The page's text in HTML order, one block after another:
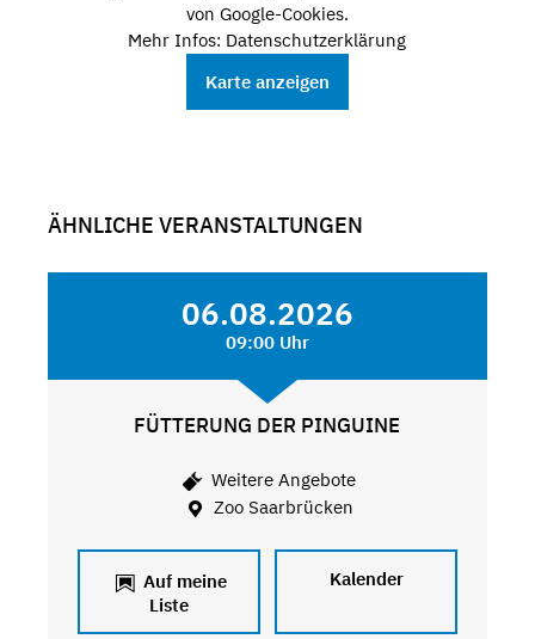
von Google-Cookies.
Mehr Infos: Datenschutzerklärung
Karte anzeigen
ÄHNLICHE VERANSTALTUNGEN
06.08.2026
09:00 Uhr
FÜTTERUNG DER PINGUINE
Weitere Angebote
Zoo Saarbrücken
Auf meine
Liste
Kalender